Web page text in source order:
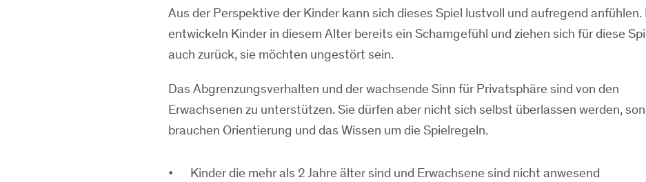
Aus der Perspektive der Kinder kann sich dieses Spiel lustvoll und aufregend anfühlen.
entwickeln Kinder in diesem Alter bereits ein Schamgefühl und ziehen sich für diese
auch zurück, sie möchten ungestört sein.
Das Abgrenzungsverhalten und der wachsende Sinn für Privatsphäre sind von den
Erwachsenen zu unterstützen. Sie dürfen aber nicht sich selbst überlassen werden,
brauchen Orientierung und das Wissen um die Spielregeln.
Kinder die mehr als 2 Jahre älter sind und Erwachsene sind nicht anwesend